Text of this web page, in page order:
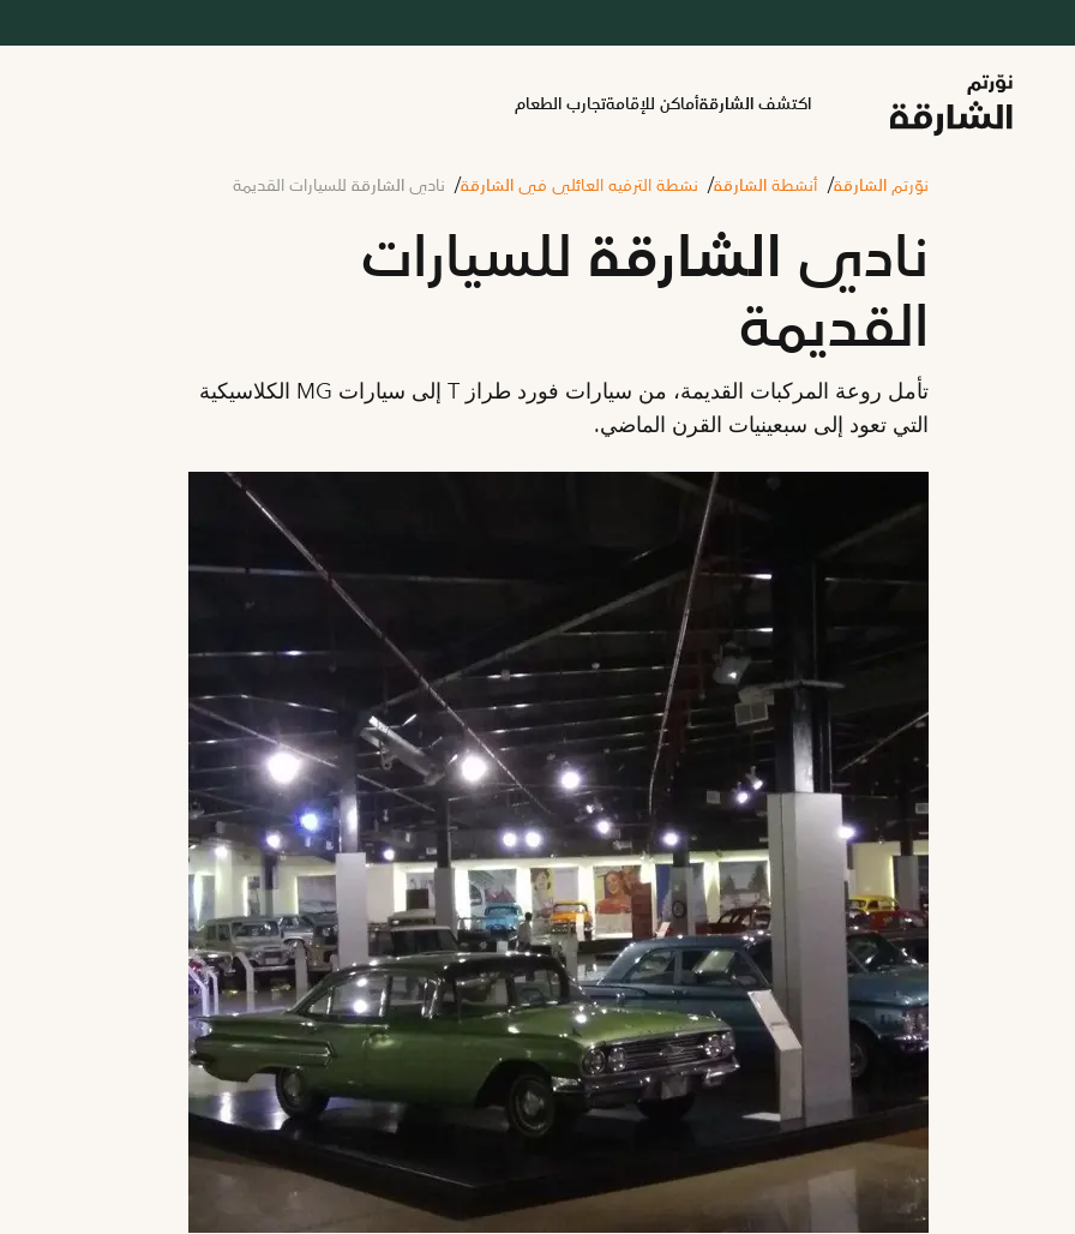
اكتشف الشارقةأماكن للإقامةتجارب الطعام
نوّرتم الشارقة أنشطة الشارقة نشطة الترفيه العائلي في الشارقة نادي الشارقة للسيارات القديمة
نادي الشارقة للسيارات
القديمة
تأمل روعة المركبات القديمة، من سيارات فورد طراز T إلى سيارات MG الكلاسيكية
التي تعود إلى سبعينيات القرن الماضي.